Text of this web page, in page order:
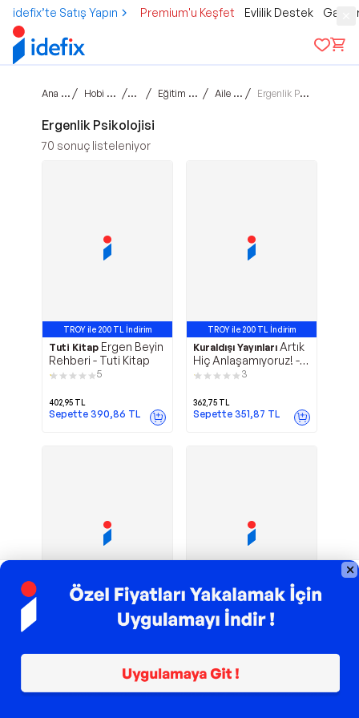
idefix’te Satış Yapın Premium'u Keşfet Evlilik Destek
Ana sayfa / Hobi & Kültür /Kitap
/ Eğitim Başvuru / Aile Çocuk / Ergenlik Psikolojisi
Ergenlik Psikolojisi
70 sonuç listeleniyor
TROY ile 200 TL İndirim
Tuti Kitap Ergen Beyin
Rehberi - Tuti Kitap
5
402,95 TL
Sepette 390,86 TL
TROY ile 200 TL İndirim
Kuraldışı Yayınları Artık
Hiç Anlaşamıyoruz! -
Kuraldışı Yayınları
3
362,75 TL
Sepette 351,87 TL
Kapak Tipi
Ergenleri
TROY ile 200 TL İndirim
İmge Kitabevi